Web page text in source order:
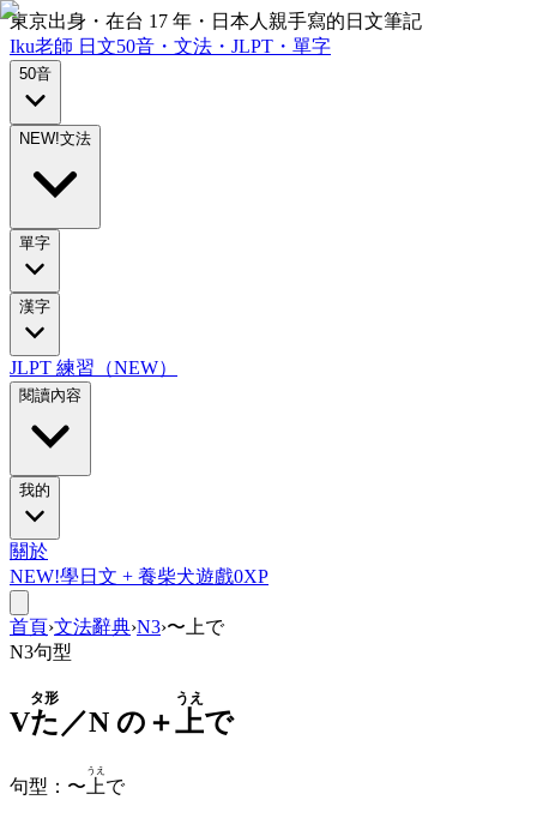
東京出身・在台 17 年・日本人親手寫的日文筆記
Iku老師 日文50音・文法・JLPT・單字
50音
NEW!文法
單字
漢字
JLPT 練習（NEW）
閱讀內容
我的
關於
NEW!學日文 + 養柴犬遊戲0XP
首頁›文法辭典›N3›〜上で
N3句型
Vた
タ形
／N の＋上
うえ
で
句型 ： 〜 上
うえ
で